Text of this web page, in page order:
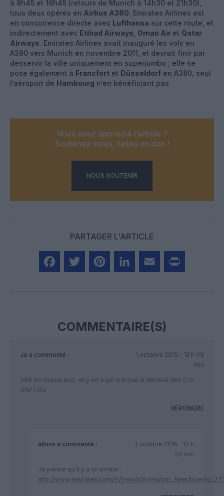
à 8h45 et 16h45 (retours de Munich à 14h30 et 21h30),
tous deux opérés en Airbus A380. Emirates Airlines est
en concurrence directe avec Lufthansa sur cette route, et
indirectement avec Etihad Airways Oman Air et Qatar
Airways. Emirates Airlines avait inauguré les vols en
A380 vers Munich en novembre 2011, et devrait finir par
desservir la ville uniquement en superjumbo ; elle se
pose également à Francfort et Düsseldorf en A380, seul
l’aéroport de Hambourg n’en bénéficiant pas.
Vous avez apprécié l’article ?
Soutenez-nous, faites un don !
NOUS SOUTENIR
PARTAGER L'ARTICLE
COMMENTAIRE(S)
Jo a commenté :
1 octobre 2015 - 12 h 09
min
399 en classe eco, et y en a qui critique la densité des COI
d’AF ! Oo
RÉPONDRE
allons a commenté :
1 octobre 2015 - 12 h
33 min
Je pense qu’il y a un erreur :
http://www.emirates.com/fr/french/flying/our_fleet/